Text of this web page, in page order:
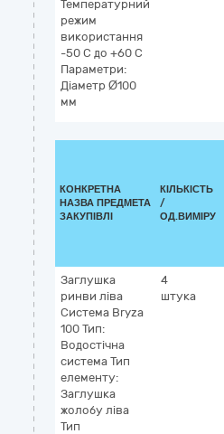
Температурний
режим
використання
-50 С до +60 С
Параметри:
Діаметр Ø100
мм
КОНКРЕТНА
НАЗВА ПРЕДМЕТА
ЗАКУПІВЛІ
КІЛЬКІСТЬ
/
ОД.ВИМІРУ
Заглушка
ринви ліва
Система Bryza
100 Тип:
Водостічна
система Тип
елементу:
Заглушка
жолобу ліва
Тип
4
штука